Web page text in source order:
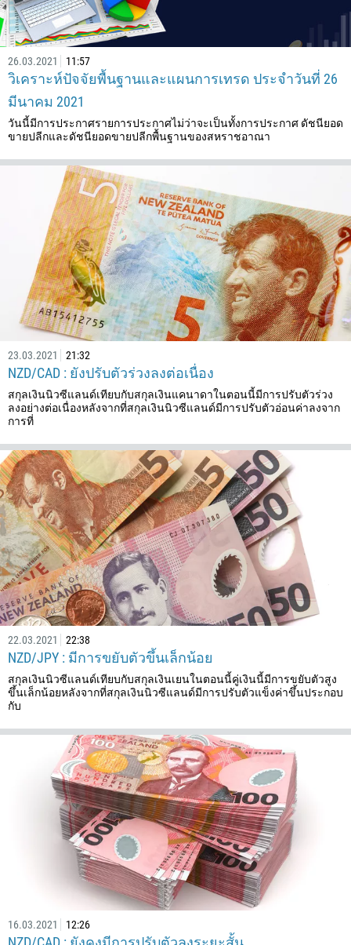
26.03.2021 11:57
วิเคราะห์ปัจจัยพื้นฐานและแผนการเทรด ประจำวันที่ 26
มีนาคม 2021
วันนี้มีการประกาศรายการประกาศไม่ว่าจะเป็นทั้งการประกาศ ดัชนียอด
ขายปลีกและดัชนียอดขายปลีกพื้นฐานของสหราชอาณา
23.03.2021 21:32
NZD/CAD : ยังปรับตัวร่วงลงต่อเนื่อง
สกุลเงินนิวซีแลนด์เทียบกับสกุลเงินแคนาดาในตอนนี้มีการปรับตัวร่วง
ลงอย่างต่อเนื่องหลังจากที่สกุลเงินนิวซีแลนด์มีการปรับตัวอ่อนค่าลงจาก
การที่
22.03.2021 22:38
NZD/JPY : มีการขยับตัวขึ้นเล็กน้อย
สกุลเงินนิวซีแลนด์เทียบกับสกุลเงินเยนในตอนนี้คู่เงินนี้มีการขยับตัวสูง
ขึ้นเล็กน้อยหลังจากที่สกุลเงินนิวซีแลนด์มีการปรับตัวแข็งค่าขึ้นประกอบ
กับ
16.03.2021 12:26
โทรกลับ
เบอร์โทรศัพท์มือถือ
1
93
สามารถโทรศัพท์หาได้เมื่อ